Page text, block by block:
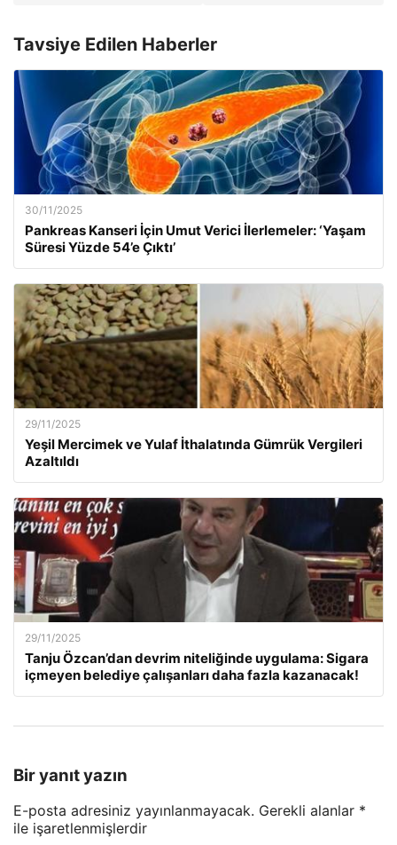
Tavsiye Edilen Haberler
30/11/2025
Pankreas Kanseri İçin Umut Verici İlerlemeler: ‘Yaşam
Süresi Yüzde 54’e Çıktı’
29/11/2025
Yeşil Mercimek ve Yulaf İthalatında Gümrük Vergileri
Azaltıldı
29/11/2025
Tanju Özcan’dan devrim niteliğinde uygulama: Sigara
içmeyen belediye çalışanları daha fazla kazanacak!
Bir yanıt yazın
E-posta adresiniz yayınlanmayacak. Gerekli alanlar *
ile işaretlenmişlerdir